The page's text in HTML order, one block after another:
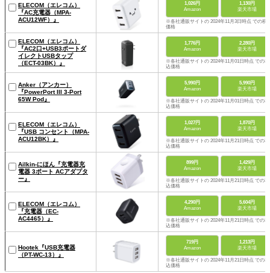
ELECOM（エレコム）
『AC充電器（MPA-
ACU12WF）』
1,026円
Amazon
1,130円
楽天市場
※各社通販サイトの 2024年11月3日時点 での税
価格
ELECOM（エレコム）
『AC2口+USB3ポートダ
イレクトUSBタップ
（ECT-03BK）』
1,776円
Amazon
2,280円
楽天市場
※各社通販サイトの 2024年11月01日時点 での税
込価格
Anker（アンカー）
『PowerPort III 3-Port
65W Pod』
5,990円
Amazon
5,990円
楽天市場
※各社通販サイトの 2024年11月01日時点 での税
込価格
ELECOM（エレコム）
『USB コンセント（MPA-
ACU12BK）』
1,027円
Amazon
1,870円
楽天市場
※各社通販サイトの 2024年11月21日時点 での税
込価格
Ailkin-にほん『充電器充
電器 3ポート ACアダプタ
ー』
899円
Amazon
1,429円
楽天市場
※各社通販サイトの 2024年11月21日時点 での税
込価格
ELECOM（エレコム）
『充電器（EC-
AC4465）』
4,290円
Amazon
5,604円
楽天市場
※各社通販サイトの 2024年11月21日時点 での税
込価格
Hootek『USB充電器
（PT-WC-13）』
719円
Amazon
1,213円
楽天市場
※各社通販サイトの 2024年11月21日時点 での税
込価格